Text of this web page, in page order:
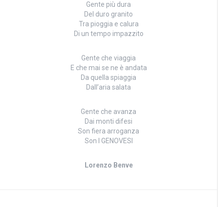
Gente più dura
Del duro granito
Tra pioggia e calura
Di un tempo impazzito
Gente che viaggia
E che mai se ne è andata
Da quella spiaggia
Dall’aria salata
Gente che avanza
Dai monti difesi
Son fiera arroganza
Son I GENOVESI
Lorenzo Benve